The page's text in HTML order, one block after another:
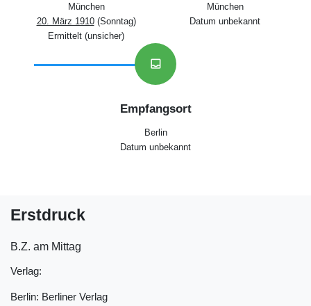
München
20. März 1910(Sonntag)
Ermittelt (unsicher)
München
Datum unbekannt
inbox
Empfangsort
Berlin
Datum unbekannt
Erstdruck
B.Z. am Mittag
Verlag:
Berlin: Berliner Verlag